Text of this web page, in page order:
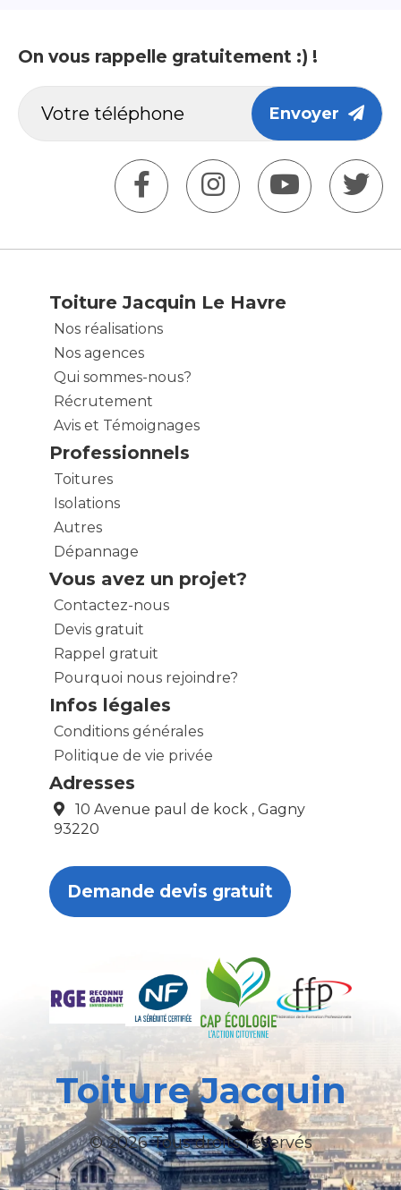
On vous rappelle gratuitement :) !
Envoyer
Toiture Jacquin Le Havre
Nos réalisations
Nos agences
Qui sommes-nous?
Récrutement
Avis et Témoignages
Professionnels
Toitures
Isolations
Autres
Dépannage
Vous avez un projet?
Contactez-nous
Devis gratuit
Rappel gratuit
Pourquoi nous rejoindre?
Infos légales
Conditions générales
Politique de vie privée
Adresses
10 Avenue paul de kock , Gagny
93220
Demande devis gratuit
Toiture Jacquin
© 2026 Tous droits réservés